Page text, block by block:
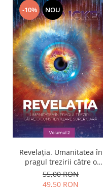
-10% NOU
Revelația. Umanitatea în
pragul trezirii către o
conştientizare superioară,
volumul 2
55,00 RON
49,50 RON